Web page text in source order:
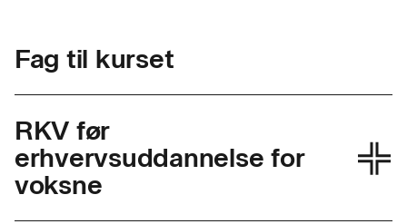
Fag til kurset
RKV før
erhvervsuddannelse for
voksne